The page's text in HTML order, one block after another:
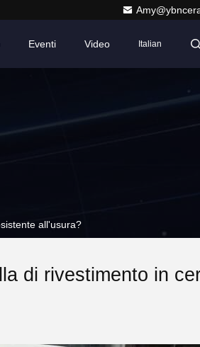
Eventi Video Italian
all'usura?
di rivestimento in